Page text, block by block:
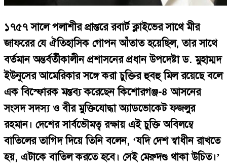
১৭৫৭ সালে পলাশীর প্রান্তরে রবার্ট ক্লাইভের সাথে মীর
জাফরের যে ঐতিহাসিক গোপন আঁতাত হয়েছিল, তার সাথে
বর্তমান অন্তর্বর্তীকালীন প্রশাসনের প্রধান উপদেষ্টা ড. মুহাম্মদ
ইউনূসের আমেরিকার সঙ্গে করা চুক্তির হুবহু মিল রয়েছে বলে
এক বিস্ফোরক মন্তব্য করেছেন কিশোরগঞ্জ-৪ আসনের
সংসদ সদস্য ও বীর মুক্তিযোদ্ধা অ্যাডভোকেট ফজলুর
রহমান। দেশের সার্বভৌমত্ব রক্ষায় এই চুক্তি অবিলম্বে
বাতিলের তাগিদ দিয়ে তিনি বলেন, ‘যদি দেশ স্বাধীন রাখতে
হয়, এটাকে বাতিল করতে হবে। সেই মেরুদণ্ড থাকা উচিত।’